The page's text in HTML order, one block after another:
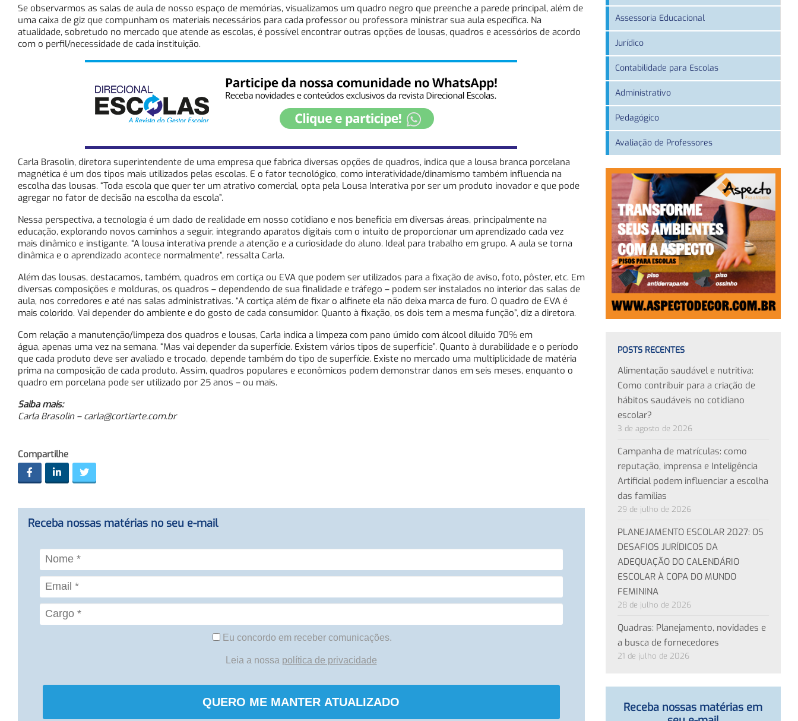
Se observarmos as salas de aula de nosso espaço de memórias, visualizamos um quadro negro que preenche a parede principal, além de
uma caixa de giz que compunham os materiais necessários para cada professor ou professora ministrar sua aula específica. Na
atualidade, sobretudo no mercado que atende as escolas, é possível encontrar outras opções de lousas, quadros e acessórios de acordo
com o perfil/necessidade de cada instituição.
Carla Brasolin, diretora superintendente de uma empresa que fabrica diversas opções de quadros, indica que a lousa branca porcelana
magnética é um dos tipos mais utilizados pelas escolas. E o fator tecnológico, como interatividade/dinamismo também influencia na
escolha das lousas. “Toda escola que quer ter um atrativo comercial, opta pela Lousa Interativa por ser um produto inovador e que pode
agregar no fator de decisão na escolha da escola”.
Nessa perspectiva, a tecnologia é um dado de realidade em nosso cotidiano e nos beneficia em diversas áreas, principalmente na
educação, explorando novos caminhos a seguir, integrando aparatos digitais com o intuito de proporcionar um aprendizado cada vez
mais dinâmico e instigante. “A lousa interativa prende a atenção e a curiosidade do aluno. Ideal para trabalho em grupo. A aula se torna
dinâmica e o aprendizado acontece normalmente”, ressalta Carla.
Além das lousas, destacamos, também, quadros em cortiça ou EVA que podem ser utilizados para a fixação de aviso, foto, pôster, etc. Em
diversas composições e molduras, os quadros – dependendo de sua finalidade e tráfego – podem ser instalados no interior das salas de
aula, nos corredores e até nas salas administrativas. “A cortiça além de fixar o alfinete ela não deixa marca de furo. O quadro de EVA é
mais colorido. Vai depender do ambiente e do gosto de cada consumidor. Quanto à fixação, os dois tem a mesma função”, diz a diretora.
Com relação a manutenção/limpeza dos quadros e lousas, Carla indica a limpeza com pano úmido com álcool diluído 70% em
água, apenas uma vez na semana. “Mas vai depender da superfície. Existem vários tipos de superfície”. Quanto à durabilidade e o período
que cada produto deve ser avaliado e trocado, depende também do tipo de superfície. Existe no mercado uma multiplicidade de matéria
prima na composição de cada produto. Assim, quadros populares e econômicos podem demonstrar danos em seis meses, enquanto o
quadro em porcelana pode ser utilizado por 25 anos – ou mais.
Saiba mais:
Carla Brasolin – carla@cortiarte.com.br
Compartilhe
Receba nossas matérias no seu e-mail
Eu concordo em receber comunicações.
Leia a nossa política de privacidade
QUERO ME MANTER ATUALIZADO
Assessoria Educacional
Jurídico
Contabilidade para Escolas
Administrativo
Pedagógico
Avaliação de Professores
POSTS RECENTES
Alimentação saudável e nutritiva:
Como contribuir para a criação de
hábitos saudáveis no cotidiano
escolar?
3 de agosto de 2026
Campanha de matrículas: como
reputação, imprensa e Inteligência
Artificial podem influenciar a escolha
das famílias
29 de julho de 2026
PLANEJAMENTO ESCOLAR 2027: OS
DESAFIOS JURÍDICOS DA
ADEQUAÇÃO DO CALENDÁRIO
ESCOLAR À COPA DO MUNDO
FEMININA
28 de julho de 2026
Quadras: Planejamento, novidades e
a busca de fornecedores
21 de julho de 2026
Receba nossas matérias em